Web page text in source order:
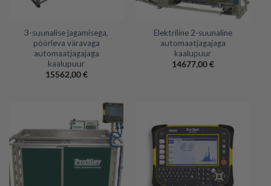
3-suunalise jagamisega,
pöörleva väravaga
automaatjagajaga
kaalupuur
15562,00€
Elektriline 2-suunaline
automaatjagajaga
kaalupuur
14677,00€